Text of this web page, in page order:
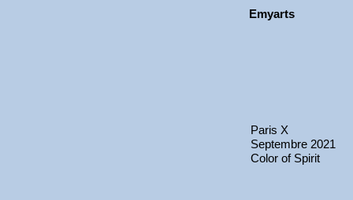
Emyarts
Paris X
Septembre 2021
Color of Spirit